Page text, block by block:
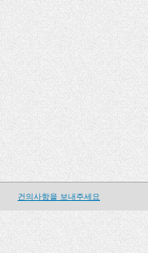
건의사항을 보내주세요